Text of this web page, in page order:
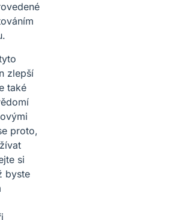
zlepší
také
proto,
si
byste